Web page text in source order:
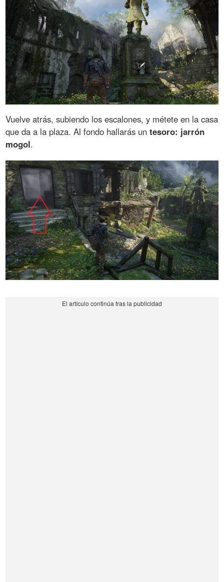
Vuelve atrás, subiendo los escalones, y métete en la casa
que da a la plaza. Al fondo hallarás untesoro: jarrón
mogol.